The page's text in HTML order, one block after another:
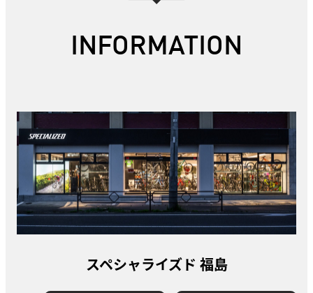
INFORMATION
スペシャライズド 福島